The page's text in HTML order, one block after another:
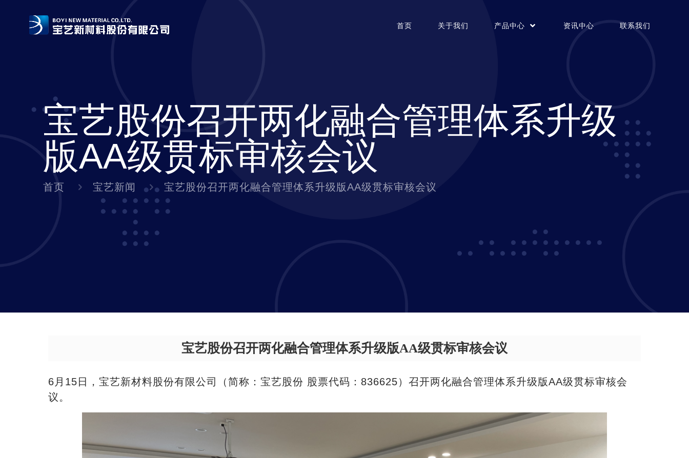
首页 关于我们 产品中心 资讯中心 联系我们
宝艺股份召开两化融合管理体系升级
版AA级贯标审核会议
首页 宝艺新闻 宝艺股份召开两化融合管理体系升级版AA级贯标审核会议
宝艺股份召开两化融合管理体系升级版AA级贯标审核会议
6月15日，宝艺新材料股份有限公司（简称：宝艺股份 股票代码：836625）召开两化融合管理体系升级版AA级贯标审核会
议。